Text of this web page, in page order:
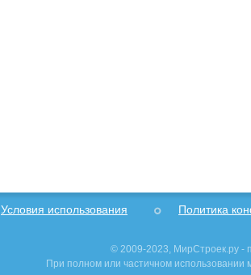
Условия использования Политика
© 2009-2023, МирСтроек.ру -
При полном или частичном использовании